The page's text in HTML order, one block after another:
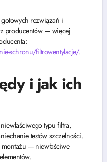
gotowych rozwiązań i
producentów — więcej
schronu/filtrowentylacje/.
i jak ich
typu filtra,
testów szczelności.
montażu — niewłaściwe